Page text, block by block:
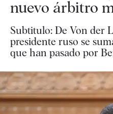
nuevo árbitro
Subtitulo: De Von der
presidente ruso se
que han pasado por